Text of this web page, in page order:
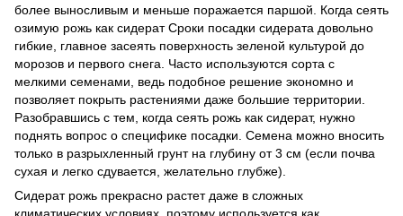
более выносливым и меньше поражается паршой. Когда сеять
озимую рожь как сидерат Сроки посадки сидерата довольно
гибкие, главное засеять поверхность зеленой культурой до
морозов и первого снега. Часто используются сорта с
мелкими семенами, ведь подобное решение экономно и
позволяет покрыть растениями даже большие территории.
Разобравшись с тем, когда сеять рожь как сидерат, нужно
поднять вопрос о специфике посадки. Семена можно вносить
только в разрыхленный грунт на глубину от 3 см (если почва
сухая и легко сдувается, желательно глубже).
Сидерат рожь прекрасно растет даже в сложных
климатических условиях, поэтому используется как